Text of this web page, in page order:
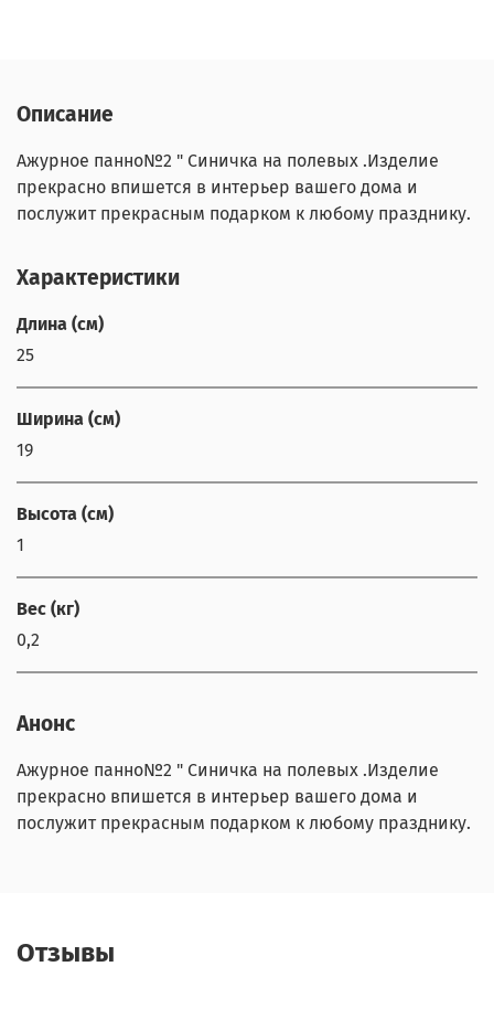
Описание
Ажурное панно№2 " Синичка на полевых .Изделие
прекрасно впишется в интерьер вашего дома и
послужит прекрасным подарком к любому празднику.
Характеристики
Длина (см)
25
Ширина (см)
19
Высота (см)
1
Вес (кг)
0,2
Анонс
Ажурное панно№2 " Синичка на полевых .Изделие
прекрасно впишется в интерьер вашего дома и
послужит прекрасным подарком к любому празднику.
Отзывы